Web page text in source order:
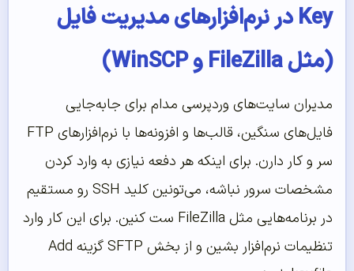
Key در نرم‌افزارهای مدیریت فایل
(مثل FileZilla و WinSCP)
مدیران سایت‌های وردپرسی مدام برای جابه‌جایی
فایل‌های سنگین، قالب‌ها و افزونه‌ها با نرم‌افزارهای FTP
سر و کار دارن. برای اینکه هر دفعه نیازی به وارد کردن
مشخصات سرور نباشه، می‌تونین کلید SSH رو مستقیم
در برنامه‌هایی مثل FileZilla ست کنین. برای این کار وارد
تنظیمات نرم‌افزار بشین و از بخش SFTP گزینه Add